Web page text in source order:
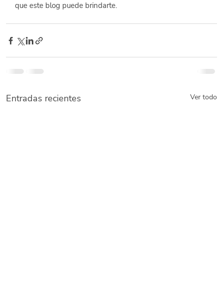
que este blog puede brindarte.
Entradas recientes Ver todo